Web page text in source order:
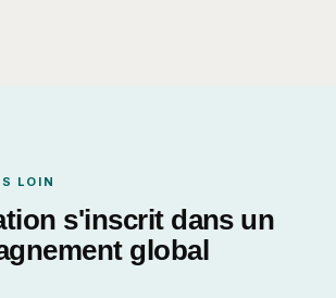
LOIN
s'inscrit dans un
global